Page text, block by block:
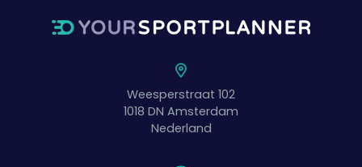
Weesperstraat 102
1018 DN Amsterdam
Nederland